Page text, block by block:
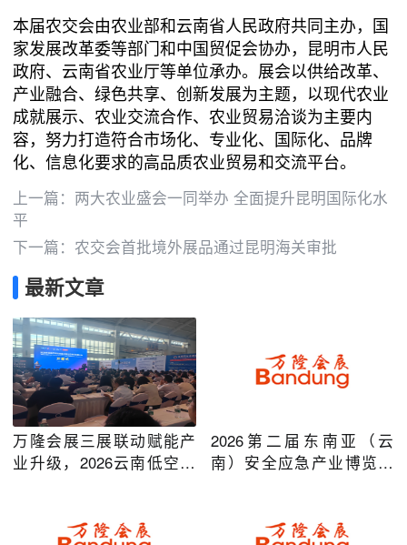
本届农交会由农业部和云南省人民政府共同主办，国
家发展改革委等部门和中国贸促会协办，昆明市人民
政府、云南省农业厅等单位承办。展会以供给改革、
产业融合、绿色共享、创新发展为主题，以现代农业
成就展示、农业交流合作、农业贸易洽谈为主要内
容，努力打造符合市场化、专业化、国际化、品牌
化、信息化要求的高品质农业贸易和交流平台。
上一篇： 两大农业盛会一同举办 全面提升昆明国际化水
平
下一篇： 农交会首批境外展品通过昆明海关审批
最新文章
万隆会展三展联动赋能产
业升级，2026云南低空经
2026第二届东南亚（云
南）安全应急产业博览会